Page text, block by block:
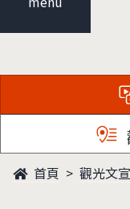
首頁 觀光文